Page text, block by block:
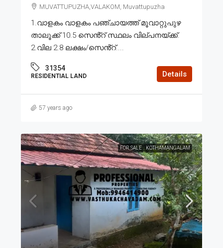
MUVATTUPUZHA,VALAKOM, Muvattupuzha
1.വാളകം വാളകം പഞ്ചായത്ത് മൂവാറ്റുപുഴ
താലൂക്ക് 10.5 സെൻ്റ് സ്ഥലം വില്പനയ്ക്ക്.
2.വില 2.8 ലക്ഷം/സെൻ്റ്....
31354
RESIDENTIAL LAND Details
57 years ago
FOR SALE KOTHAMANGALAM